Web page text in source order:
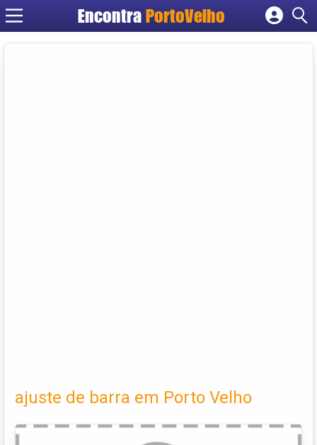
EncontraPortoVelho
Cadastrar empresa
ajuste de barra em Porto Velho